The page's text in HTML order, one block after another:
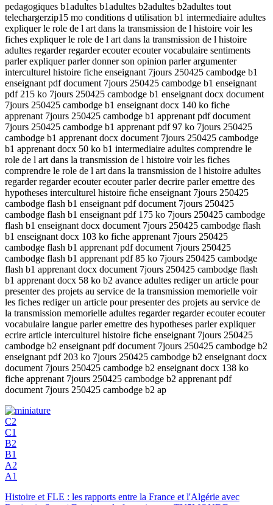
pedagogiques b1adultes b1adultes b2adultes b2adultes tout
telechargerzip15 mo conditions d utilisation b1 intermediaire adultes
expliquer le role de l art dans la transmission de l histoire voir les
fiches expliquer le role de l art dans la transmission de l histoire
adultes regarder regarder ecouter ecouter vocabulaire sentiments
parler expliquer parler donner son opinion parler argumenter
interculturel histoire fiche enseignant 7jours 250425 cambodge b1
enseignant pdf document 7jours 250425 cambodge b1 enseignant
pdf 215 ko 7jours 250425 cambodge b1 enseignant docx document
7jours 250425 cambodge b1 enseignant docx 140 ko fiche
apprenant 7jours 250425 cambodge b1 apprenant pdf document
7jours 250425 cambodge b1 apprenant pdf 97 ko 7jours 250425
cambodge b1 apprenant docx document 7jours 250425 cambodge
b1 apprenant docx 50 ko b1 intermediaire adultes comprendre le
role de l art dans la transmission de l histoire voir les fiches
comprendre le role de l art dans la transmission de l histoire adultes
regarder regarder ecouter ecouter parler decrire parler emettre des
hypotheses interculturel histoire fiche enseignant 7jours 250425
cambodge flash b1 enseignant pdf document 7jours 250425
cambodge flash b1 enseignant pdf 175 ko 7jours 250425 cambodge
flash b1 enseignant docx document 7jours 250425 cambodge flash
b1 enseignant docx 103 ko fiche apprenant 7jours 250425
cambodge flash b1 apprenant pdf document 7jours 250425
cambodge flash b1 apprenant pdf 85 ko 7jours 250425 cambodge
flash b1 apprenant docx document 7jours 250425 cambodge flash
b1 apprenant docx 58 ko b2 avance adultes rediger un article pour
presenter des projets au service de la transmission memorielle voir
les fiches rediger un article pour presenter des projets au service de
la transmission memorielle adultes regarder regarder ecouter ecouter
vocabulaire langue parler emettre des hypotheses parler expliquer
ecrire article interculturel histoire fiche enseignant 7jours 250425
cambodge b2 enseignant pdf document 7jours 250425 cambodge b2
enseignant pdf 203 ko 7jours 250425 cambodge b2 enseignant docx
document 7jours 250425 cambodge b2 enseignant docx 138 ko
fiche apprenant 7jours 250425 cambodge b2 apprenant pdf
document 7jours 250425 cambodge b2 ap
C2
C1
B2
B1
A2
A1
Histoire et FLE : les rapports entre la France et l'Algérie avec